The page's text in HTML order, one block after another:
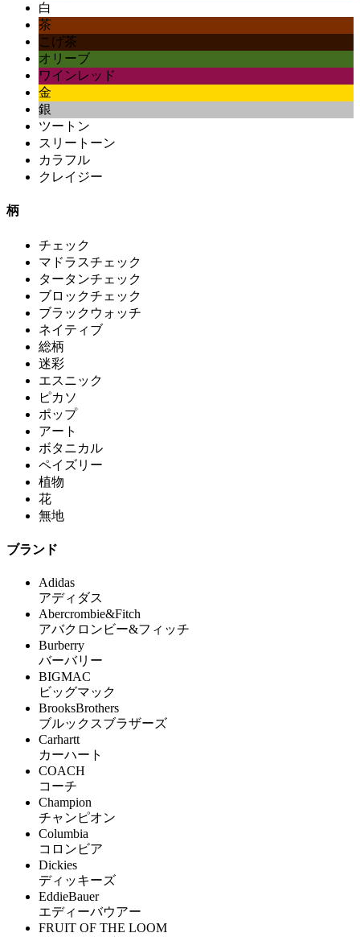
白
茶
こげ茶
オリーブ
ワインレッド
金
銀
ツートン
スリートーン
カラフル
クレイジー
柄
チェック
マドラスチェック
タータンチェック
ブロックチェック
ブラックウォッチ
ネイティブ
総柄
迷彩
エスニック
ピカソ
ポップ
アート
ボタニカル
ペイズリー
植物
花
無地
ブランド
Adidas
アディダス
Abercrombie&Fitch
アバクロンビー&フィッチ
Burberry
バーバリー
BIGMAC
ビッグマック
BrooksBrothers
ブルックスブラザーズ
Carhartt
カーハート
COACH
コーチ
Champion
チャンピオン
Columbia
コロンビア
Dickies
ディッキーズ
EddieBauer
エディーバウアー
FRUIT OF THE LOOM